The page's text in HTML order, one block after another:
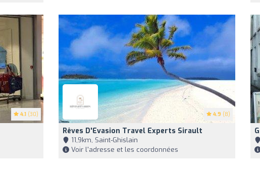
4.1 (30) 4.9 (8)
Rêves D'Evasion Travel Experts Sirault
11,9km, Saint-Ghislain
Voir l'adresse et les coordonnées